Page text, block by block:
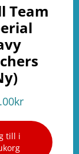
Team
kr
till i